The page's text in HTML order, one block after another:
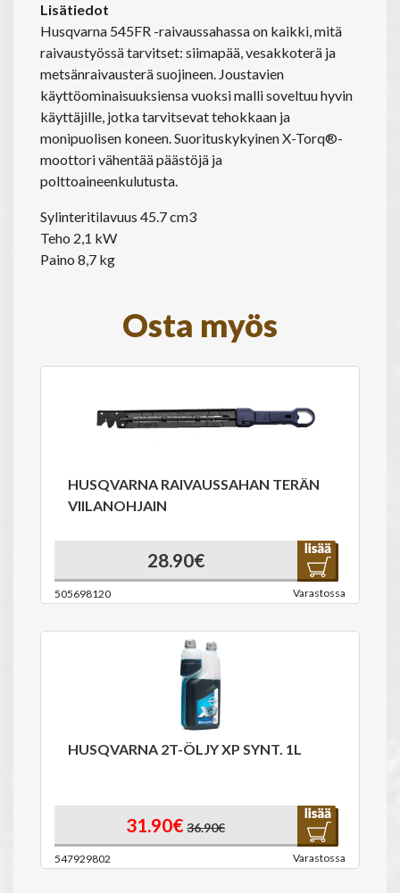
Lisätiedot
Husqvarna 545FR -raivaussahassa on kaikki, mitä
raivaustyössä tarvitset: siimapää, vesakkoterä ja
metsänraivausterä suojineen. Joustavien
käyttöominaisuuksiensa vuoksi malli soveltuu hyvin
käyttäjille, jotka tarvitsevat tehokkaan ja
monipuolisen koneen. Suorituskykyinen X-Torq®-
moottori vähentää päästöjä ja
polttoaineenkulutusta.
Sylinteritilavuus 45.7 cm3
Teho 2,1 kW
Paino 8,7 kg
Osta myös
HUSQVARNA RAIVAUSSAHAN TERÄN
VIILANOHJAIN
28.90€
505698120 Varastossa
HUSQVARNA 2T-ÖLJY XP SYNT. 1L
31.90€ 36.90€
547929802 Varastossa